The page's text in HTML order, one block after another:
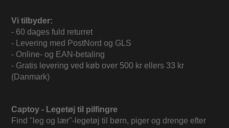
Vi tilbyder:
- 60 dages fuld returret
- Levering med PostNord og GLS
- Online- og EAN-betaling
- Gratis levering ved køb over 500 kr ellers 33 kr
(Danmark)
Captoy - Legetøj til pilfingre
Find "leg og lær"-legetøj til børn, piger og drenge efter